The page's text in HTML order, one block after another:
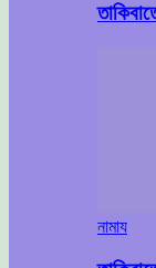
নামায